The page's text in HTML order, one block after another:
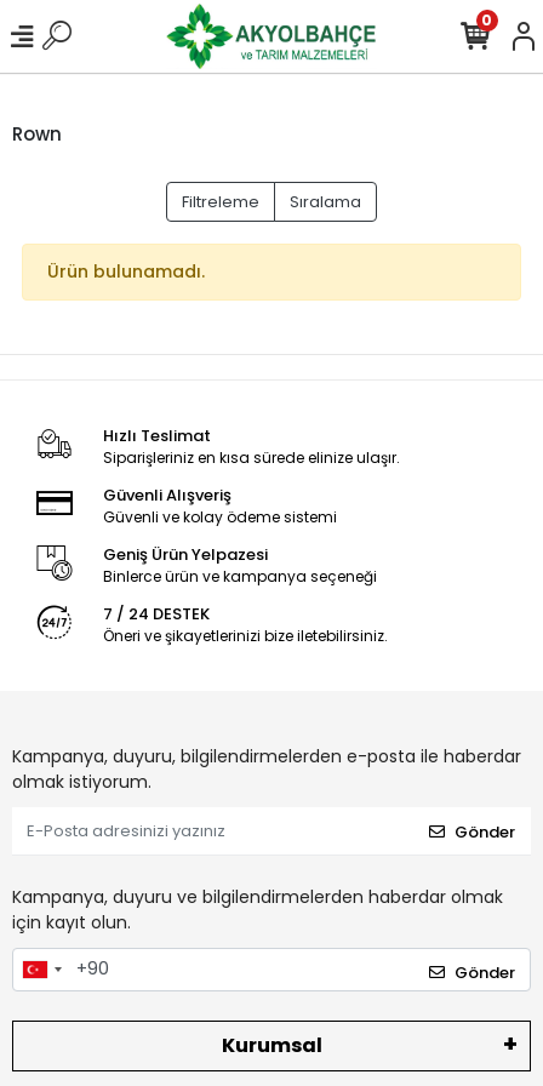
0
Rown
Filtreleme Sıralama
Ürün bulunamadı.
Hızlı Teslimat
Siparişleriniz en kısa sürede elinize ulaşır.
Güvenli Alışveriş
Güvenli ve kolay ödeme sistemi
Geniş Ürün Yelpazesi
Binlerce ürün ve kampanya seçeneği
7 / 24 DESTEK
Öneri ve şikayetlerinizi bize iletebilirsiniz.
Kampanya, duyuru, bilgilendirmelerden e-posta ile haberdar
olmak istiyorum.
Gönder
Kampanya, duyuru ve bilgilendirmelerden haberdar olmak
için kayıt olun.
Gönder
Kurumsal